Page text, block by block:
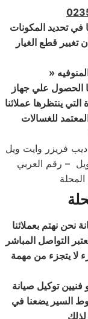
في تحديد المكونات
تغيير قطع الغيار
الحصول علي جهاز
ينتظرها عملائنا
فريزر وايت ويل
– رقم العربي
نحن نهتم بعملائنا
التواصل المباشر
لا يتجزء من مهمة
فنيين توكيل صيانة
السير يضعنا في